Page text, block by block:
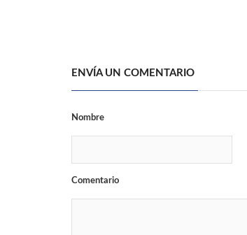
ENVÍA UN COMENTARIO
Nombre
Comentario